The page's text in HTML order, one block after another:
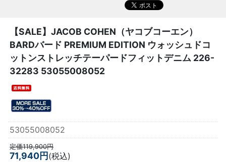
【SALE】 JACOB COHEN（ヤコブコーエン）
BARDバード PREMIUM EDITION ウォッシュドコ
ットンストレッチテーパードフィットデニム 226-
32283 53055008052
53055008052
定価119,900円
71,940円(税込)